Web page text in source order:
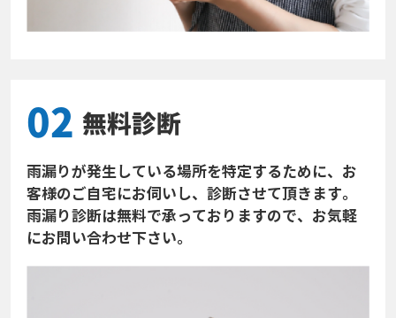
02 無料診断
雨漏りが発生している場所を特定するために、お
客様のご自宅にお伺いし、診断させて頂きます。
雨漏り診断は無料で承っておりますので、お気軽
にお問い合わせ下さい。